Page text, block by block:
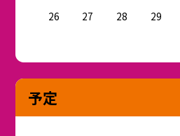
26
27 28 29
予定